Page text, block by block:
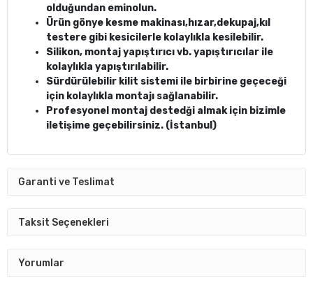
olduğundan eminolun.
Ürün gönye kesme makinası,hızar,dekupaj,kıl
testere gibi kesicilerle kolaylıkla kesilebilir.
Silikon, montaj yapıştırıcı vb. yapıştırıcılar ile
kolaylıkla yapıştırılabilir.
Sürdürülebilir kilit sistemi ile birbirine geçeceği
için kolaylıkla montajı sağlanabilir.
Profesyonel montaj destedği almak için bizimle
iletişime geçebilirsiniz. (İstanbul)
Garanti ve Teslimat
Taksit Seçenekleri
Yorumlar